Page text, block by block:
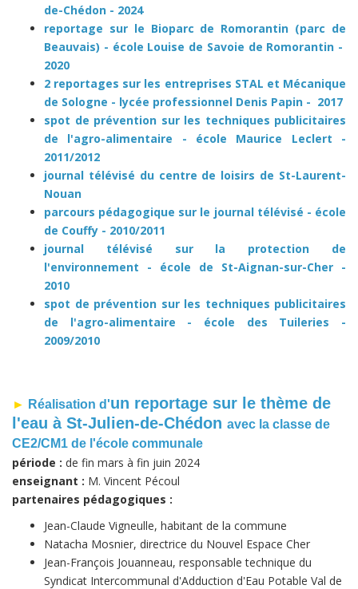
de-Chédon - 2024
reportage sur le Bioparc de Romorantin (parc de
Beauvais) - école Louise de Savoie de Romorantin -
2020
2 reportages sur les entreprises STAL et Mécanique
de Sologne - lycée professionnel Denis Papin - 2017
spot de prévention sur les techniques publicitaires
de l'agro-alimentaire - école Maurice Leclert -
2011/2012
journal télévisé du centre de loisirs de St-Laurent-
Nouan
parcours pédagogique sur le journal télévisé - école
de Couffy - 2010/2011
journal télévisé sur la protection de
l'environnement - école de St-Aignan-sur-Cher -
2010
spot de prévention sur les techniques publicitaires
de l'agro-alimentaire - école des Tuileries -
2009/2010
► Réalisation d'un reportage sur le thème de
l'eau à St-Julien-de-Chédon avec la classe de
CE2/CM1 de l'école communale
période : de fin mars à fin juin 2024
enseignant : M. Vincent Pécoul
partenaires pédagogiques :
Jean-Claude Vigneulle, habitant de la commune
Natacha Mosnier, directrice du Nouvel Espace Cher
Jean-François Jouanneau, responsable technique du
Syndicat Intercommunal d'Adduction d'Eau Potable Val de